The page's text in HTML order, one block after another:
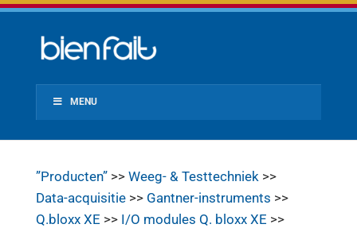
MENU
”Producten”>> Weeg- & Testtechniek>>
Data-acquisitie>> Gantner-instruments >>
Q.bloxx XE >> I/O modules Q. bloxx XE >>